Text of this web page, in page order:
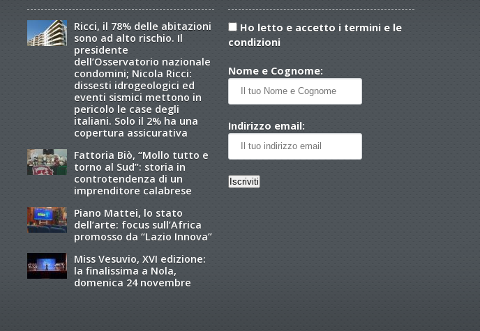
Ricci, il 78% delle abitazioni
sono ad alto rischio. Il
presidente
dell’Osservatorio nazionale
condomini; Nicola Ricci:
dissesti idrogeologici ed
eventi sismici mettono in
pericolo le case degli
italiani. Solo il 2% ha una
copertura assicurativa
Fattoria Biò, “Mollo tutto e
torno al Sud”: storia in
controtendenza di un
imprenditore calabrese
Piano Mattei, lo stato
dell’arte: focus sull’Africa
promosso da “Lazio Innova”
Miss Vesuvio, XVI edizione:
la finalissima a Nola,
domenica 24 novembre
Ho letto e accetto i termini e le
condizioni
Nome e Cognome:
Indirizzo email: